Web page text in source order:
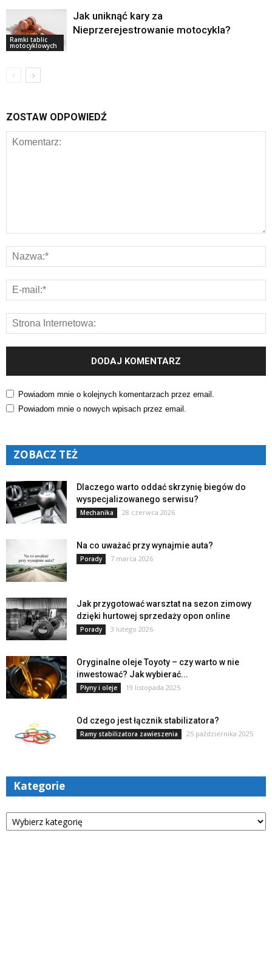
Ramki tablic
motocyklowych
Jak uniknąć kary za
Nieprzerejestrowanie motocykla?
ZOSTAW ODPOWIEDŹ
Powiadom mnie o kolejnych komentarzach przez email.
Powiadom mnie o nowych wpisach przez email.
ZOBACZ TEŻ
Dlaczego warto oddać skrzynię biegów do
wyspecjalizowanego serwisu?
Mechanika 28 czerwca 2026
Na co uważać przy wynajmie auta?
Porady 7 marca 2026
Jak przygotować warsztat na sezon zimowy
dzięki hurtowej sprzedaży opon online
Porady 3 lutego 2026
Oryginalne oleje Toyoty – czy warto w nie
inwestować? Jak wybierać...
Płyny i oleje 19 listopada 2025
Od czego jest łącznik stabilizatora?
Ramy stabilizatora zawieszenia 25 października 2025
Kategorie
Kategorie